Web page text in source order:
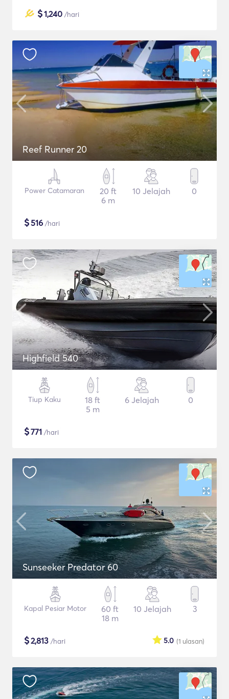
$1,240 /hari
Reef Runner 20
Power Catamaran
20 ft
6 m
10 Jelajah 0
$516 /hari
Highfield 540
Tiup Kaku
18 ft
5 m
6 Jelajah 0
$771 /hari
Sunseeker Predator 60
Kapal Pesiar Motor
60 ft
18 m
10 Jelajah 3
$2,813 /hari (1 ulasan)
5.0